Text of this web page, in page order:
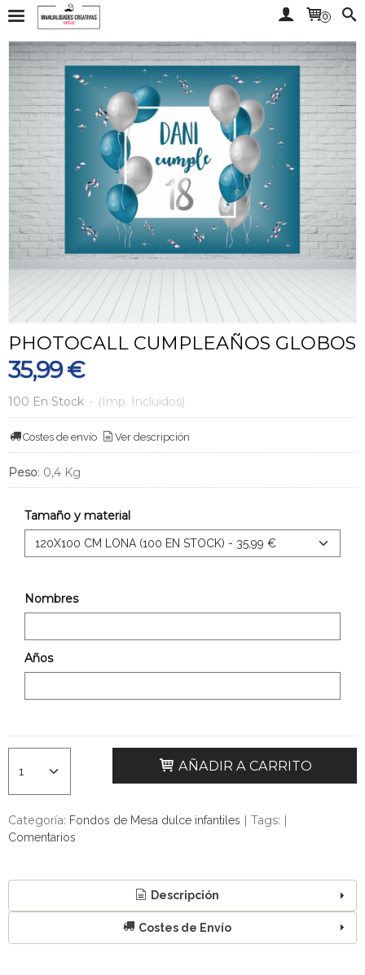
0
PHOTOCALL CUMPLEAÑOS GLOBOS
35,99 €
100 En Stock - (Imp. Incluidos)
Costes de envío Ver descripción
Peso: 0,4 Kg
Tamaño y material
Nombres
Años
AÑADIR A CARRITO
Categoría: Fondos de Mesa dulce infantiles | Tags: |
Comentarios
Descripción
Costes de Envío